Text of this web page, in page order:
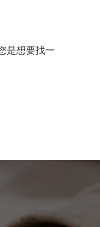
是想要找一